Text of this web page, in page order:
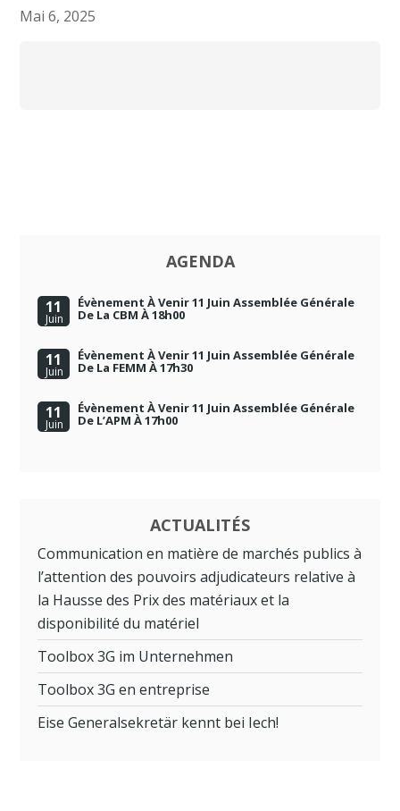
Mai 6, 2025
AGENDA
11
Juin
Évènement À Venir 11 Juin Assemblée Générale
De La CBM À 18h00
11
Juin
Évènement À Venir 11 Juin Assemblée Générale
De La FEMM À 17h30
11
Juin
Évènement À Venir 11 Juin Assemblée Générale
De L’APM À 17h00
ACTUALITÉS
Communication en matière de marchés publics à
l’attention des pouvoirs adjudicateurs relative à
la Hausse des Prix des matériaux et la
disponibilité du matériel
Toolbox 3G im Unternehmen
Toolbox 3G en entreprise
Eise Generalsekretär kennt bei Iech!